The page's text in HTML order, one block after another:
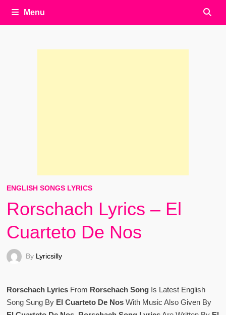
Menu
ENGLISH SONGS LYRICS
Rorschach Lyrics – El
Cuarteto De Nos
By Lyricsilly
Rorschach LyricsFrom Rorschach SongIs Latest English
Song Sung By El Cuarteto De NosWith Music Also Given By